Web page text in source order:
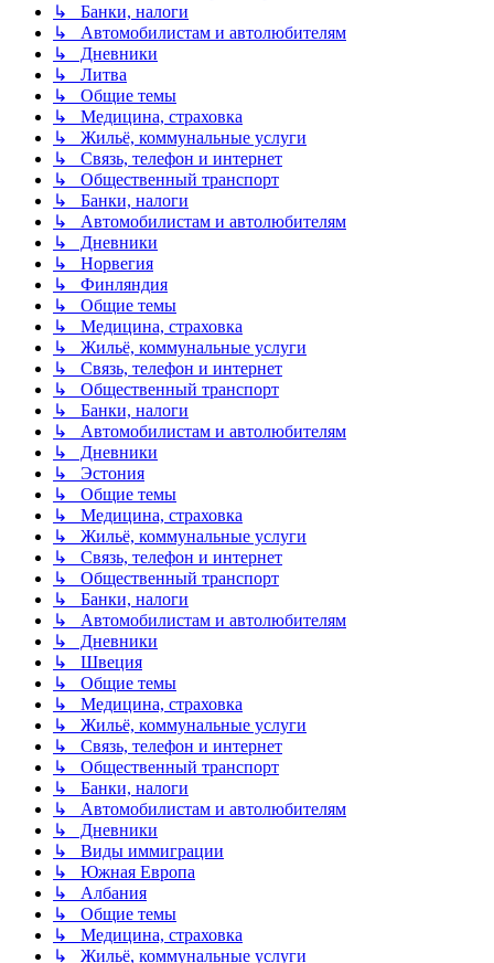
↳ Банки, налоги
↳ Автомобилистам и автолюбителям
↳ Дневники
↳ Литва
↳ Общие темы
↳ Медицина, страховка
↳ Жильё, коммунальные услуги
↳ Связь, телефон и интернет
↳ Общественный транспорт
↳ Банки, налоги
↳ Автомобилистам и автолюбителям
↳ Дневники
↳ Норвегия
↳ Финляндия
↳ Общие темы
↳ Медицина, страховка
↳ Жильё, коммунальные услуги
↳ Связь, телефон и интернет
↳ Общественный транспорт
↳ Банки, налоги
↳ Автомобилистам и автолюбителям
↳ Дневники
↳ Эстония
↳ Общие темы
↳ Медицина, страховка
↳ Жильё, коммунальные услуги
↳ Связь, телефон и интернет
↳ Общественный транспорт
↳ Банки, налоги
↳ Автомобилистам и автолюбителям
↳ Дневники
↳ Швеция
↳ Общие темы
↳ Медицина, страховка
↳ Жильё, коммунальные услуги
↳ Связь, телефон и интернет
↳ Общественный транспорт
↳ Банки, налоги
↳ Автомобилистам и автолюбителям
↳ Дневники
↳ Виды иммиграции
↳ Южная Европа
↳ Албания
↳ Общие темы
↳ Медицина, страховка
↳ Жильё, коммунальные услуги